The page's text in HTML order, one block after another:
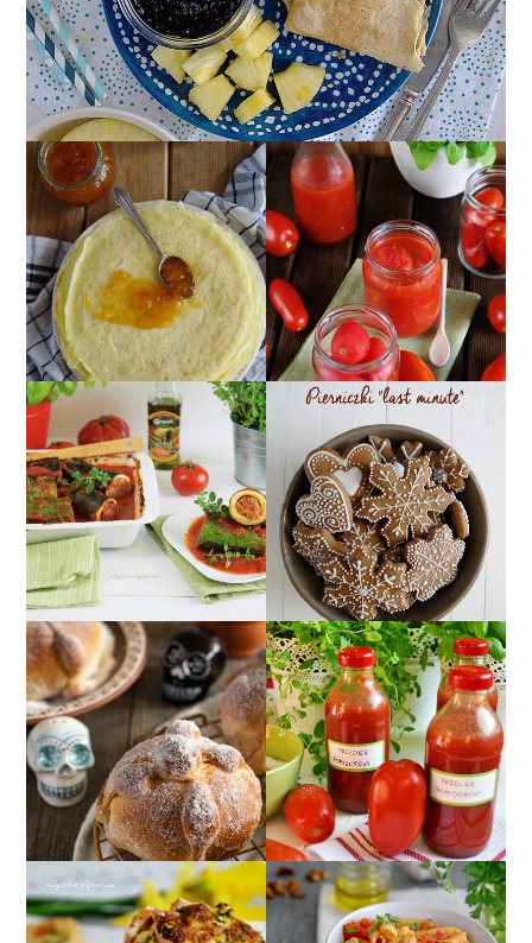
NALEŚNIKI IDEALNE -
PRZEPIS PODSTAWOWY
POMIDORY W SŁOIKU
W SOSIE
POMIDOROWYM ;)
CUKINIA
FASZEROWANA
MIĘSEM Z SOSEM
POMIDOROWYM
MIĘKKIE PIERNICZKI
NA OSTATNIĄ CHWILĘ,
CZYLI PIERNICZKI
"LAST MINUTE"
CHLEB ZMARŁYCH
(PAN DE MUERTO)
PRZECIER
POMIDOROWY Z
ZIOŁAMI